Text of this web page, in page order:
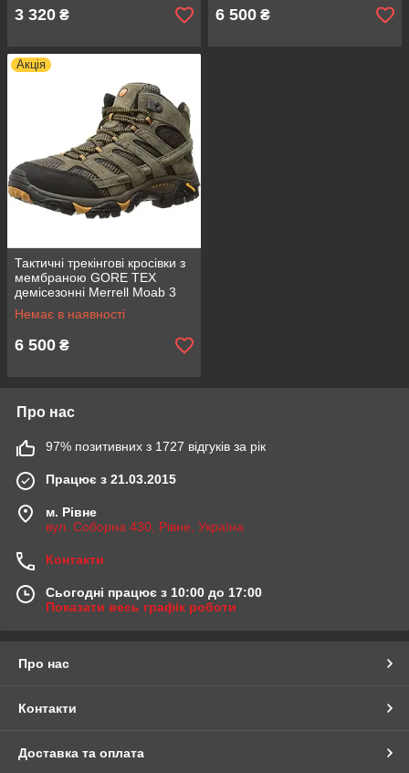
3 320 ₴ 6 500 ₴
Акція
Тактичні трекінгові кросівки з
мембраною GORE TEX
демісезонні Merrell Moab 3
Vent Mid, колір Walnut 44, для
активного відпочинку
Немає в наявності
6 500 ₴
Про нас
97% позитивних з 1727 відгуків за рік
Працює з 21.03.2015
м. Рівне
вул. Соборна 430, Рівне, Україна
Контакти
Сьогодні працює з 10:00 до 17:00
Показати весь графік роботи
Про нас
Контакти
Доставка та оплата